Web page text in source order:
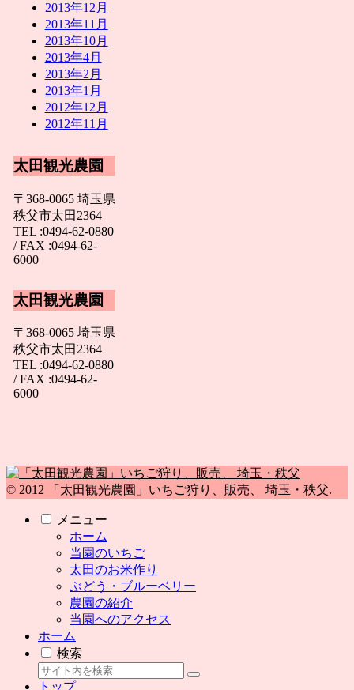
2013年12月
2013年11月
2013年10月
2013年4月
2013年2月
2013年1月
2012年12月
2012年11月
太田観光農園
〒368-0065 埼玉県
秩父市太田2364
TEL :0494-62-0880
/ FAX :0494-62-
6000
太田観光農園
〒368-0065 埼玉県
秩父市太田2364
TEL :0494-62-0880
/ FAX :0494-62-
6000
© 2012 「太田観光農園」いちご狩り、販売、 埼玉・秩父.
メニュー
ホーム
当園のいちご
太田のお米作り
ぶどう・ブルーベリー
農園の紹介
当園へのアクセス
ホーム
検索
トップ